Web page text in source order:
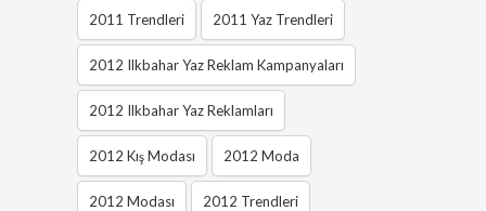
2011 Trendleri 2011 Yaz Trendleri
2012 Ilkbahar Yaz Reklam Kampanyaları
2012 Ilkbahar Yaz Reklamları
2012 Kış Modası 2012 Moda
2012 Modası 2012 Trendleri